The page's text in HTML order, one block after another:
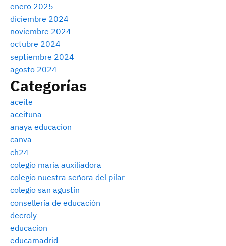
enero 2025
diciembre 2024
noviembre 2024
octubre 2024
septiembre 2024
agosto 2024
Categorías
aceite
aceituna
anaya educacion
canva
ch24
colegio maria auxiliadora
colegio nuestra señora del pilar
colegio san agustín
consellería de educación
decroly
educacion
educamadrid